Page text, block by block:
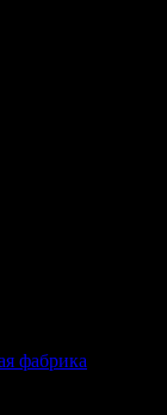
фабрика